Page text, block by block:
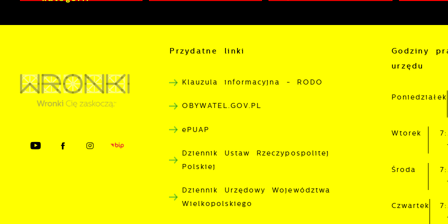
Przydatne linki
Klauzula informacyjna - RODO
OBYWATEL.GOV.PL
ePUAP
Dziennik Ustaw Rzeczypospolitej
Polskiej
Dziennik Urzędowy Województwa
Wielkopolskiego
Godziny
urzędu
Poniedziałek
Wtorek
Środa
Czwartek